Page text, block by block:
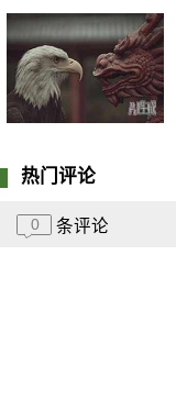
热门评论
0 条评论